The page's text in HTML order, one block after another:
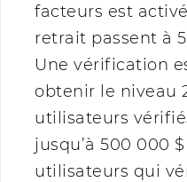
facteurs est
retrait passent à
Une vérification
obtenir le niveau
utilisateurs
jusqu’à 500 000
utilisateurs qui